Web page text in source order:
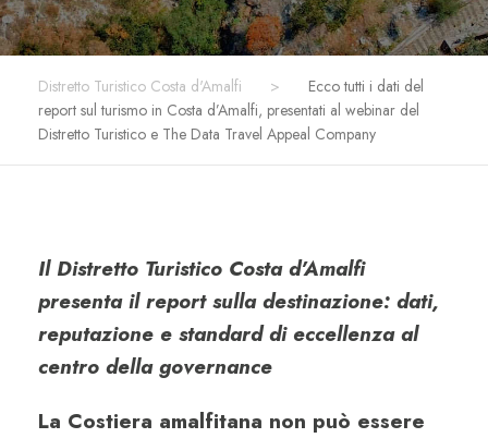
Distretto Turistico Costa d'Amalfi >
Ecco tutti i dati del
report sul turismo in Costa d’Amalfi, presentati al webinar del
Distretto Turistico e The Data Travel Appeal Company
Il Distretto Turistico Costa d’Amalfi
presenta il report sulla destinazione: dati,
reputazione e standard di eccellenza al
centro della governance
La Costiera amalfitana non può essere